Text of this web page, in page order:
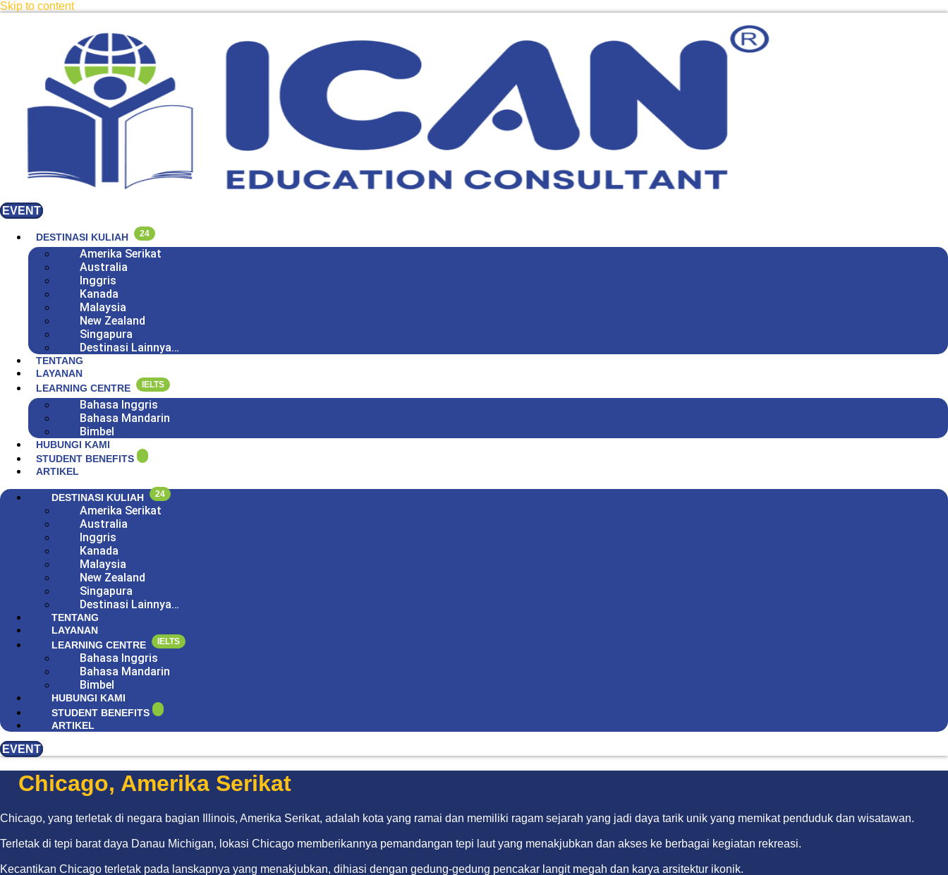
Skip to content
EVENT
DESTINASI KULIAH 24
Amerika Serikat
Australia
Inggris
Kanada
Malaysia
New Zealand
Singapura
Destinasi Lainnya…
TENTANG
LAYANAN
LEARNING CENTRE
IELTS
Bahasa Inggris
Bahasa Mandarin
Bimbel
HUBUNGI KAMI
STUDENT BENEFITS
ARTIKEL
DESTINASI KULIAH 24
Amerika Serikat
Australia
Inggris
Kanada
Malaysia
New Zealand
Singapura
Destinasi Lainnya…
TENTANG
LAYANAN
LEARNING CENTRE
IELTS
Bahasa Inggris
Bahasa Mandarin
Bimbel
HUBUNGI KAMI
STUDENT BENEFITS
ARTIKEL
EVENT
Chicago, Amerika Serikat
Chicago, yang terletak di negara bagian Illinois, Amerika Serikat, adalah kota yang ramai dan memiliki ragam sejarah yang jadi daya tarik unik yang memikat penduduk dan wisatawan.
Terletak di tepi barat daya Danau Michigan, lokasi Chicago memberikannya pemandangan tepi laut yang menakjubkan dan akses ke berbagai kegiatan rekreasi.
Kecantikan Chicago terletak pada lanskapnya yang menakjubkan, dihiasi dengan gedung-gedung pencakar langit megah dan karya arsitektur ikonik.